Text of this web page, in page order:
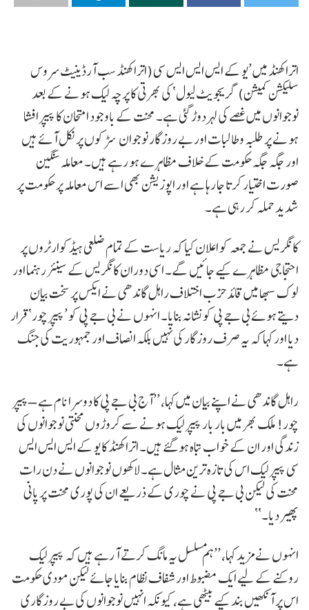
اتراکھنڈ میں ’یو کے ایس ایس ایس سی (اتراکھنڈ سب آرڈینیٹ سروس
سلیکشن کمیشن) گریجویٹ لیول‘ کی بھرتی کا پرچہ لیک ہونے کے بعد
نوجوانوں میں غصے کی لہر دوڑ گئی ہے۔ محنت کے باوجود امتحان کا پیپر افشا
ہونے پر طلبہ و طالبات اور بے روزگار نوجوان سڑکوں پر نکل آئے ہیں
اور جگہ جگہ حکومت کے خلاف مظاہرے ہو رہے ہیں۔ معاملہ سنگین
صورت اختیار کرتا جا رہا ہے اور اپوزیشن بھی اسے اس معاملہ پر حکومت پر
شدید حملہ کر رہی ہے۔
کانگریس نے جمعہ کو اعلان کیا کہ ریاست کے تمام ضلعی ہیڈکوارٹروں پر
احتجاجی مظاہرے کیے جائیں گے۔ اسی دوران کانگریس کے سینئر رہنما اور
لوک سبھا میں قائد حزب اختلاف راہل گاندھی نے ایکس پر سخت بیان
دیتے ہوئے بی جے پی کو نشانہ بنایا۔ انہوں نے بی جے پی کو ’پیپر چور‘ قرار
دیا اور کہا کہ یہ صرف روزگار کی نہیں بلکہ انصاف اور جمہوریت کی جنگ
ہے۔
راہل گاندھی نے اپنے بیان میں کہا، ’’آج بی جے پی کا دوسرا نام ہے – پیپر
چور! ملک بھر میں بار بار پیپر لیک ہونے سے کروڑوں محنتی نوجوانوں کی
زندگی اور ان کے خواب تباہ ہو گئے ہیں۔ اتراکھنڈ کا یو کے ایس ایس ایس
سی پیپر لیک اس کی تازہ ترین مثال ہے۔ لاکھوں نوجوانوں نے دن رات
محنت کی لیکن بی جے پی نے چوری کے ذریعے ان کی پوری محنت پر پانی
پھیر دیا۔‘‘
انہوں نے مزید کہا، ’’ہم مسلسل یہ مانگ کرتے آ رہے ہیں کہ پیپر لیک
روکنے کے لیے ایک مضبوط اور شفاف نظام بنایا جائے لیکن مودی حکومت
اس پر آنکھیں بند کیے بیٹھی ہے، کیونکہ انہیں نوجوانوں کی بے روزگاری